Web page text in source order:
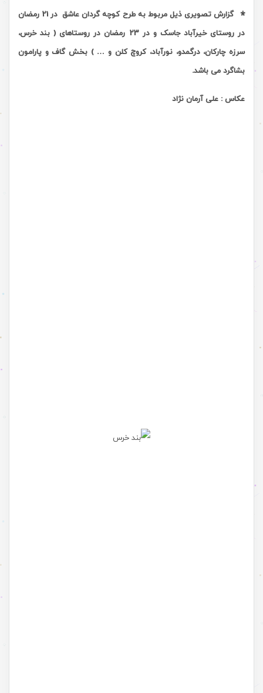
*
گزارش تصویری ذیل مربوط به طرح کوچه گردان عاشق در 21 رمضان
در روستای خیرآباد جاسک و در 23 رمضان در روستاهای ( بند خرس،
سرزه چارکان، درگمدو، نورآباد، کروچ کلن و … ) بخش گاف و پارامون
بشاگرد می باشد.
عکاس : علی آرمان نژاد